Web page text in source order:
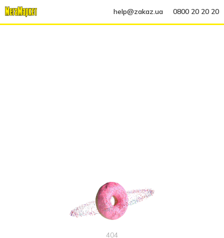
help@zakaz.ua 0800 20 20 20
404